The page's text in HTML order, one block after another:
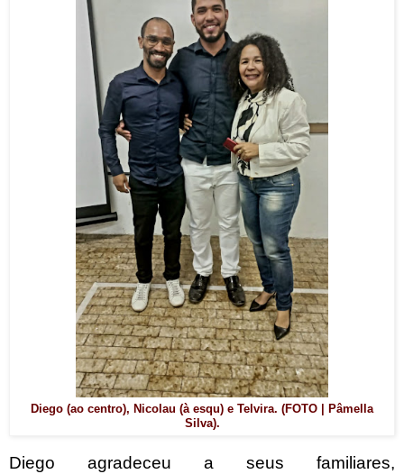
Diego (ao centro), Nicolau (à esqu) e Telvira. (FOTO | Pâmella
Silva).
Diego agradeceu a seus familiares,